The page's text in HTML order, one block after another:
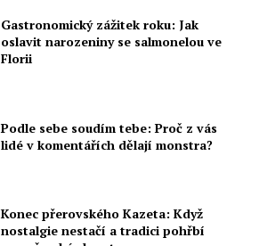
Gastronomický zážitek roku: Jak
oslavit narozeniny se salmonelou ve
Florii
Podle sebe soudím tebe: Proč z vás
lidé v komentářích dělají monstra?
Konec přerovského Kazeta: Když
nostalgie nestačí a tradici pohřbí